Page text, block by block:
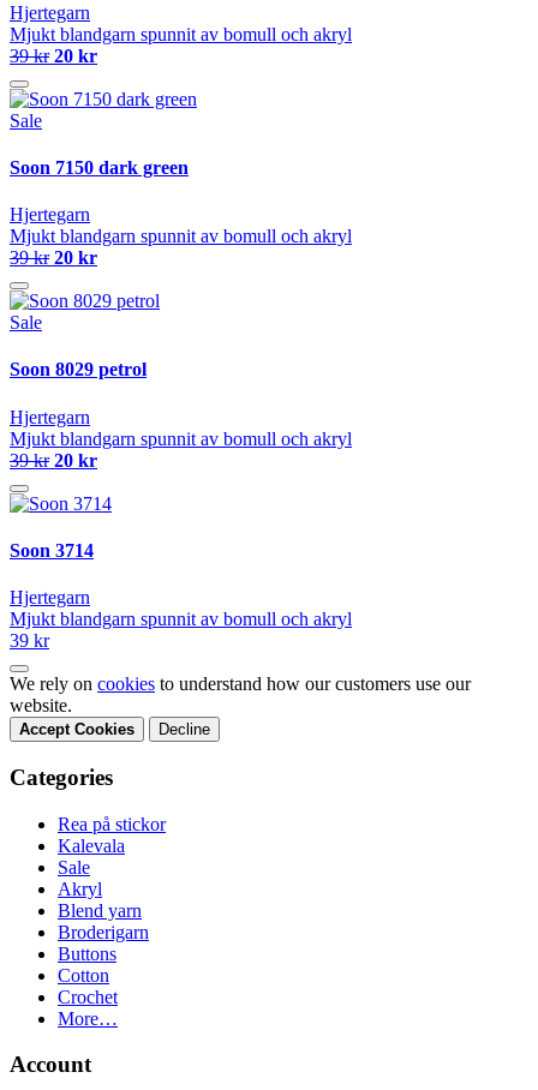
Hjertegarn
Mjukt blandgarn spunnit av bomull och akryl
39 kr 20 kr
Sale
Soon 7150 dark green
Hjertegarn
Mjukt blandgarn spunnit av bomull och akryl
39 kr 20 kr
Sale
Soon 8029 petrol
Hjertegarn
Mjukt blandgarn spunnit av bomull och akryl
39 kr 20 kr
Soon 3714
Hjertegarn
Mjukt blandgarn spunnit av bomull och akryl
39 kr
We rely on cookies to understand how our customers use our
website.
Accept Cookies Decline
Categories
Rea på stickor
Kalevala
Sale
Akryl
Blend yarn
Broderigarn
Buttons
Cotton
Crochet
More…
Account